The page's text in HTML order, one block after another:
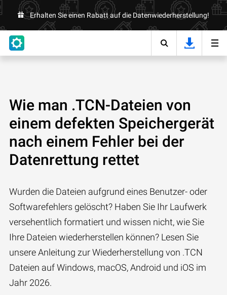
Erhalten Sie einen Rabatt auf die Datenwiederherstellung!
Wie man .TCN-Dateien von
einem defekten Speichergerät
nach einem Fehler bei der
Datenrettung rettet
Wurden die Dateien aufgrund eines Benutzer- oder
Softwarefehlers gelöscht? Haben Sie Ihr Laufwerk
versehentlich formatiert und wissen nicht, wie Sie
Ihre Dateien wiederherstellen können? Lesen Sie
unsere Anleitung zur Wiederherstellung von .TCN
Dateien auf Windows, macOS, Android und iOS im
Jahr 2026.